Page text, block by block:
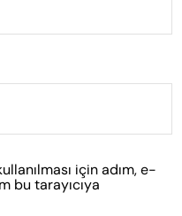
için adım, e-
bu tarayıcıya